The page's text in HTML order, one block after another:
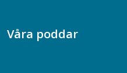
Våra poddar